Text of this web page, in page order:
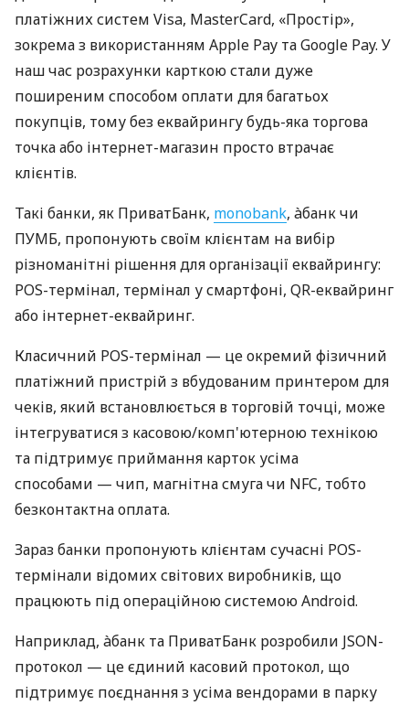
платіжних систем Visa, MasterCard, «Простір»,
зокрема з використанням Apple Pay та Google Pay. У
наш час розрахунки карткою стали дуже
поширеним способом оплати для багатьох
покупців, тому без еквайрингу будь-яка торгова
точка або інтернет-магазин просто втрачає
клієнтів.
Такі банки, як ПриватБанк, monobank, àбанк чи
ПУМБ, пропонують своїм клієнтам на вибір
різноманітні рішення для організації еквайрингу:
POS-термінал, термінал у смартфоні, QR-еквайринг
або інтернет-еквайринг.
Класичний POS-термінал — це окремий фізичний
платіжний пристрій з вбудованим принтером для
чеків, який встановлюється в торговій точці, може
інтегруватися з касовою/комп'ютерною технікою
та підтримує приймання карток усіма
способами — чип, магнітна смуга чи NFC, тобто
безконтактна оплата.
Зараз банки пропонують клієнтам сучасні POS-
термінали відомих світових виробників, що
працюють під операційною системою Android.
Наприклад, àбанк та ПриватБанк розробили JSON-
протокол — це єдиний касовий протокол, що
підтримує поєднання з усіма вендорами в парку